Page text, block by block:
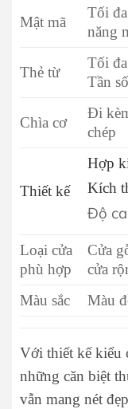
Mật mã
Tối
năng
Thẻ từ
Tối
Tần
Chìa cơ
Đi
chép
Thiết kế
Hợp
Kích
Độ
Loại cửa
phù hợp
Cửa
cửa
Màu sắc
Màu
Với thiết kế kiểu
những căn biệt
vẫn mang nét